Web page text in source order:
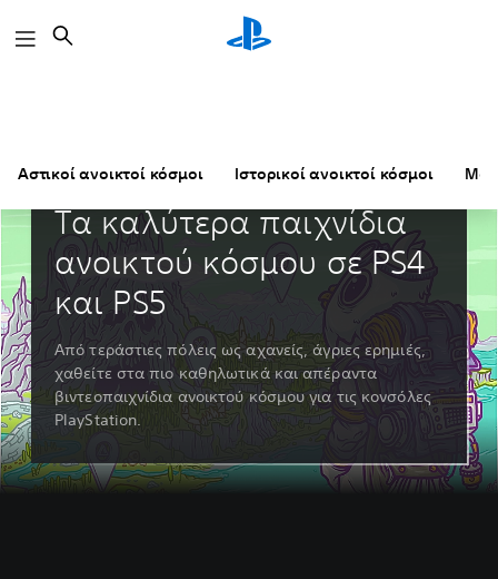
Αστικοί ανοικτοί κόσμοι Ιστορικοί ανοικτοί κόσμοι
Τα καλύτερα παιχνίδια
ανοικτού κόσμου σε PS4
και PS5
Από τεράστιες πόλεις ως αχανείς, άγριες ερημιές,
χαθείτε στα πιο καθηλωτικά και απέραντα
βιντεοπαιχνίδια ανοικτού κόσμου για τις κονσόλες
PlayStation.